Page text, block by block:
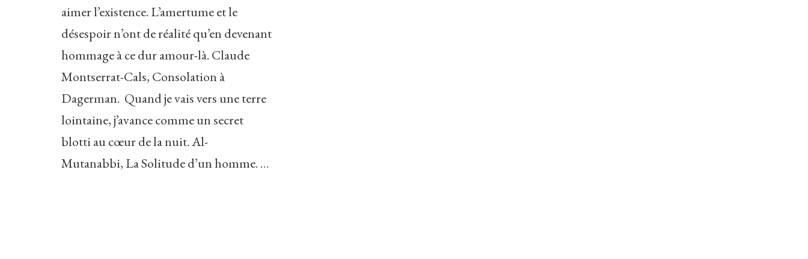
aimer l’existence. L’amertume et le
désespoir n’ont de réalité qu’en devenant
hommage à ce dur amour-là. Claude
Montserrat-Cals, Consolation à
Dagerman. Quand je vais vers une terre
lointaine, j’avance comme un secret
blotti au cœur de la nuit. Al-
Mutanabbi, La Solitude d’un homme. …